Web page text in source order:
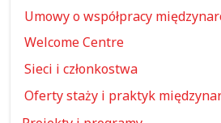
Umowy o współpracy
Welcome Centre
Sieci i członkostwa
Oferty staży i praktyk